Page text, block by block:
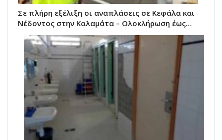
Σε πλήρη εξέλιξη οι αναπλάσεις σε Κεφάλα και
Νέδοντος στην Καλαμάτα – Ολοκλήρωση έως…